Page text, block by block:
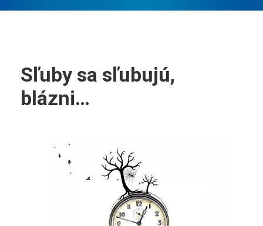
Sľuby sa sľubujú,
blázni…